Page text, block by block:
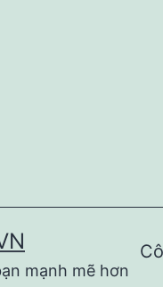
mạnh mẽ hơn